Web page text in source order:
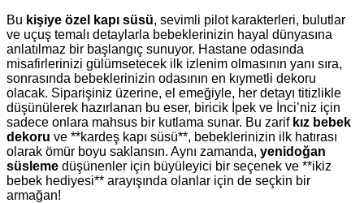
Bu kişiye özel kapı süsü, sevimli pilot karakterleri, bulutlar
ve uçuş temalı detaylarla bebeklerinizin hayal dünyasına
anlatılmaz bir başlangıç sunuyor. Hastane odasında
misafirlerinizi gülümsetecek ilk izlenim olmasının yanı sıra,
sonrasında bebeklerinizin odasının en kıymetli dekoru
olacak. Siparişiniz üzerine, el emeğiyle, her detayı titizlikle
düşünülerek hazırlanan bu eser, biricik İpek ve İnci’niz için
sadece onlara mahsus bir kutlama sunar. Bu zarif kız bebek
dekoru ve **kardeş kapı süsü**, bebeklerinizin ilk hatırası
olarak ömür boyu saklansın. Aynı zamanda, yenidoğan
süsleme düşünenler için büyüleyici bir seçenek ve **ikiz
bebek hediyesi** arayışında olanlar için de seçkin bir
armağan!